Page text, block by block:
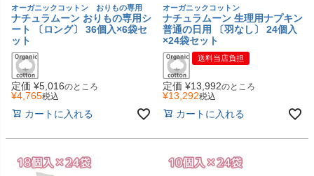
オーガニックコットン おりもの専用
ナチュラムーン おりもの専用シ
ート 〔ロング〕 36個入×6袋セ
ット
定価 ¥5,016のところ
¥4,765税込
カートに入れる
オーガニックコットン
ナチュラムーン 生理用ナプキン
普通の日用 〔羽なし〕 24個入
×24袋セット
送料当店負担
定価 ¥13,992のところ
¥13,292税込
カートに入れる